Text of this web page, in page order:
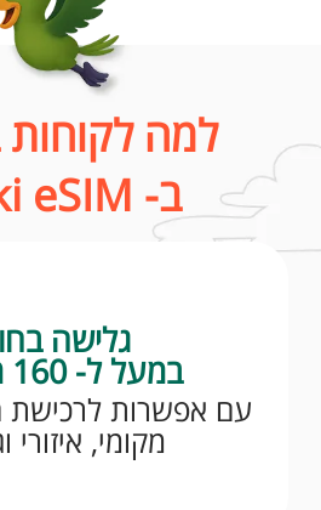
למה לקוחות
ב- Tuki eSIM?
גלישה
במעל ל- 160 מדינות
מקומי, איזורי